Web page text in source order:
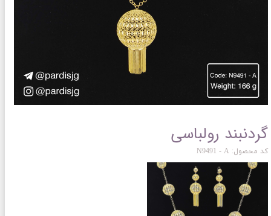
گردنبند رولباسی
کد محصول: N9491 - A